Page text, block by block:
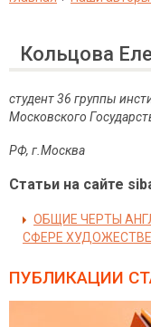
Кольцова
студент 36 группы
Московского
РФ, г.Москва
Статьи на сайте
ОБЩИЕ ЧЕРТЫ
СФЕРЕ
ПУБЛИКАЦИИ